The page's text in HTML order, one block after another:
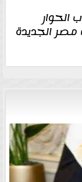
الحوار
الجديدة